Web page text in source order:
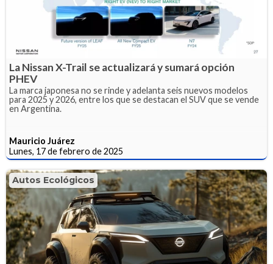
La Nissan X-Trail se actualizará y sumará opción
PHEV
La marca japonesa no se rinde y adelanta seis nuevos modelos
para 2025 y 2026, entre los que se destacan el SUV que se vende
en Argentina.
Mauricio Juárez
Lunes, 17 de febrero de 2025
Autos Ecológicos